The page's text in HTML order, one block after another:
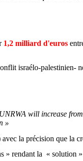
1,2 milliard d'euros
israélo-palestinien-
will increase from
»
la précision que la
» rendant la « solution